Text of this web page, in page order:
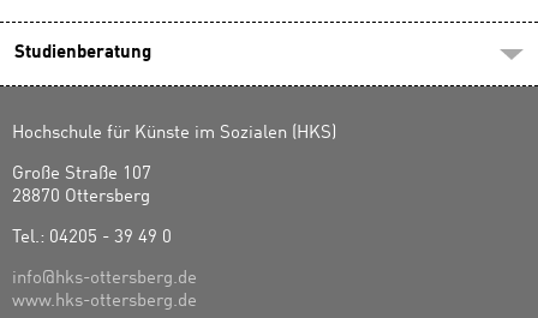
Studienberatung
Hochschule für Künste im Sozialen (HKS)
Große Straße 107
28870 Ottersberg
Tel.: 04205 - 39 49 0
info@hks-ottersberg.de
www.hks-ottersberg.de